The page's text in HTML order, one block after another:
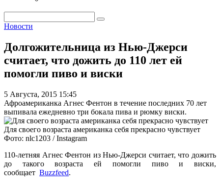
Новости
Долгожительница из Нью-Джерси
считает, что дожить до 110 лет ей
помогли пиво и виски
5 Августа, 2015 15:45
Афроамериканка Агнес Фентон в течение последних 70 лет
выпивала ежедневно три бокала пива и рюмку виски.
Для своего возраста американка себя прекрасно чувствует
Фото: nlc1203 / Instagram
110-летняя Агнес Фентон из Нью-Джерси считает, что дожить
до такого возраста ей помогли пиво и виски,
сообщает Buzzfeed.